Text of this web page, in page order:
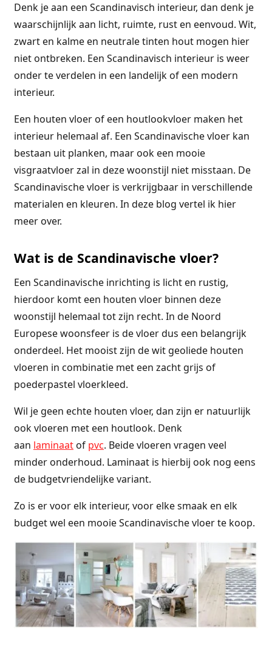
Denk je aan een Scandinavisch interieur, dan denk je
waarschijnlijk aan licht, ruimte, rust en eenvoud. Wit,
zwart en kalme en neutrale tinten hout mogen hier
niet ontbreken. Een Scandinavisch interieur is weer
onder te verdelen in een landelijk of een modern
interieur.
Een houten vloer of een houtlookvloer maken het
interieur helemaal af. Een Scandinavische vloer kan
bestaan uit planken, maar ook een mooie
visgraatvloer zal in deze woonstijl niet misstaan. De
Scandinavische vloer is verkrijgbaar in verschillende
materialen en kleuren. In deze blog vertel ik hier
meer over.
Wat is de Scandinavische vloer?
Een Scandinavische inrichting is licht en rustig,
hierdoor komt een houten vloer binnen deze
woonstijl helemaal tot zijn recht. In de Noord
Europese woonsfeer is de vloer dus een belangrijk
onderdeel. Het mooist zijn de wit geoliede houten
vloeren in combinatie met een zacht grijs of
poederpastel vloerkleed.
Wil je geen echte houten vloer, dan zijn er natuurlijk
ook vloeren met een houtlook. Denk
aan laminaatof pvc. Beide vloeren vragen veel
minder onderhoud. Laminaat is hierbij ook nog eens
de budgetvriendelijke variant.
Zo is er voor elk interieur, voor elke smaak en elk
budget wel een mooie Scandinavische vloer te koop.